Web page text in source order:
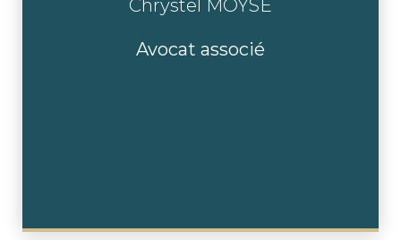
Chrystel MOYSE
Avocat associé